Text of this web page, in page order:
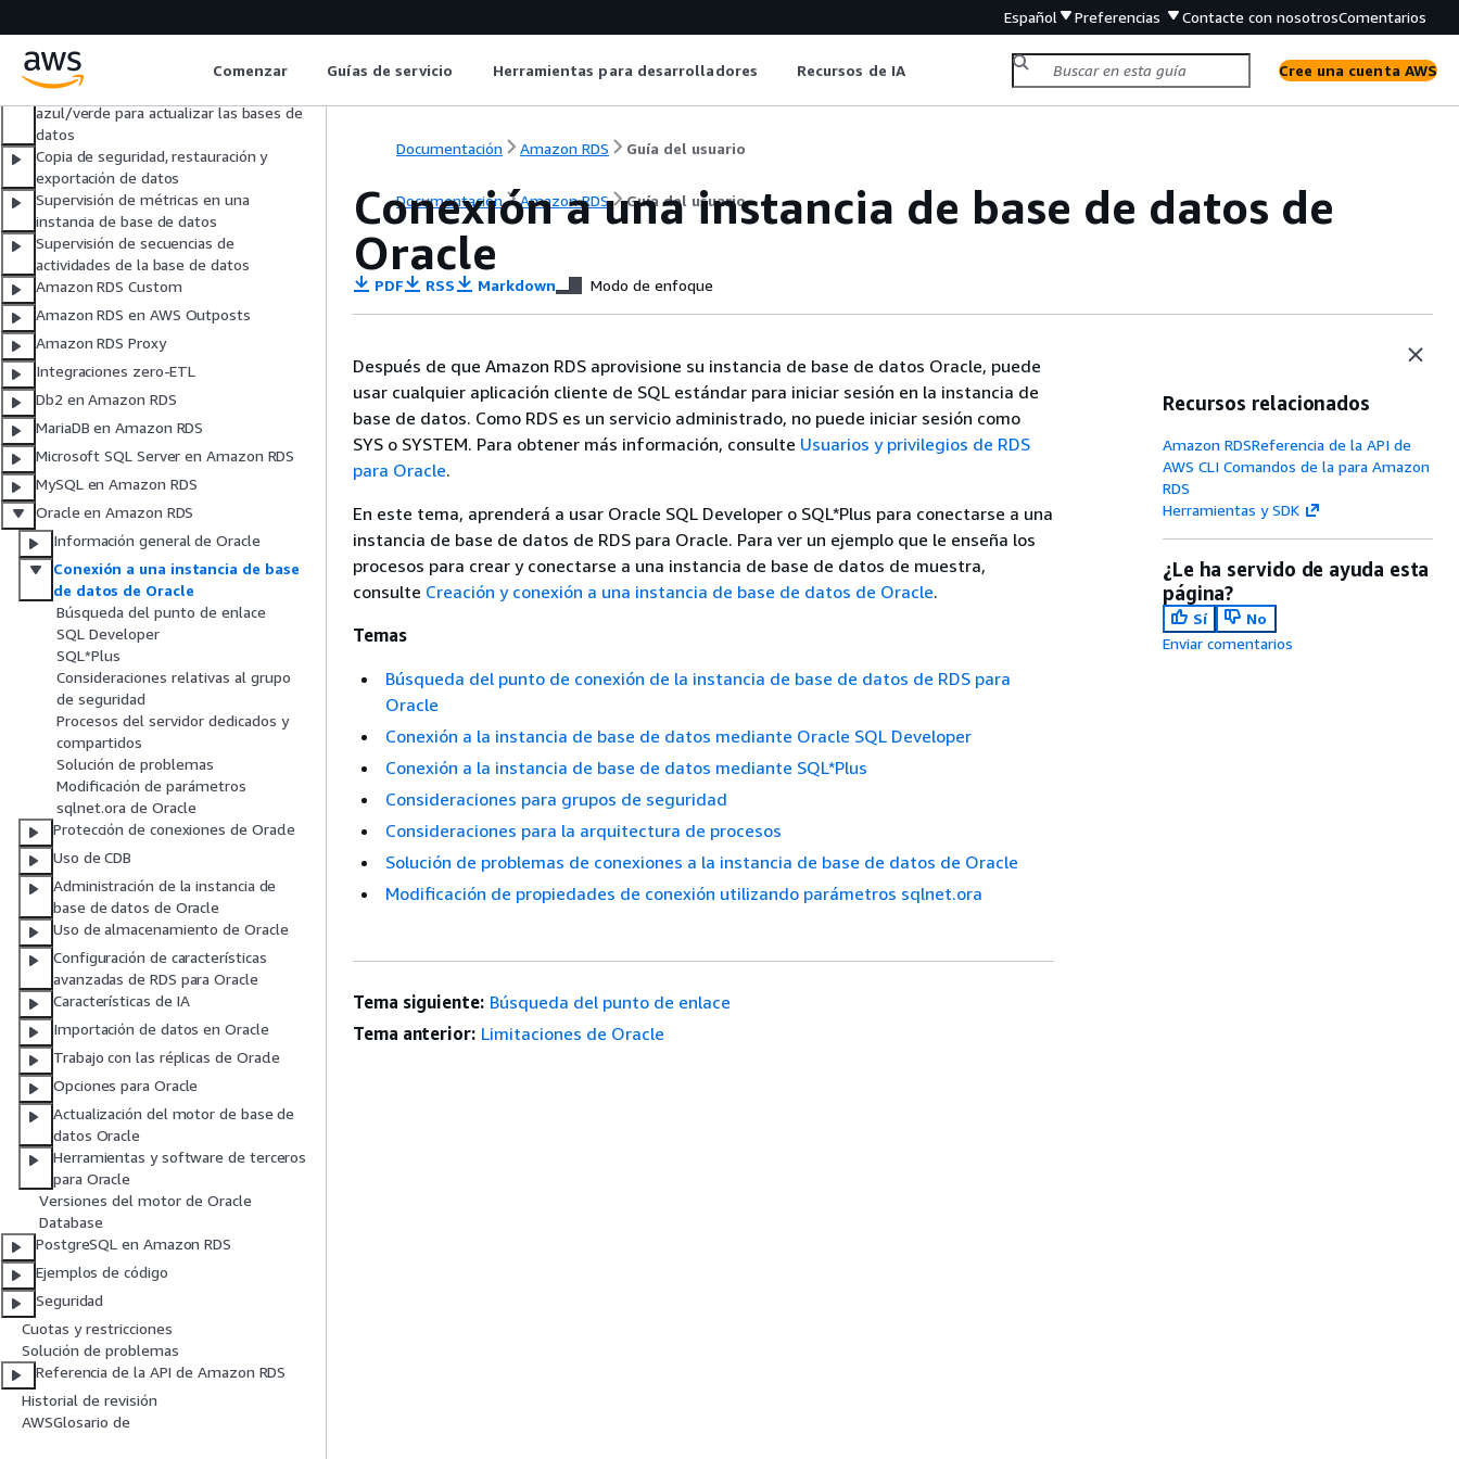
Español Preferencias Contacte con nosotrosComentarios
Comenzar Guías de servicio Herramientas para desarrolladores Recursos de IA Cree una cuenta AWS
implementación multi-AZ
Soporte extendido de RDS
Uso de las implementaciones
azul/verde para actualizar las bases de
datos
Copia de seguridad, restauración y
exportación de datos
Supervisión de métricas en una
instancia de base de datos
Supervisión de secuencias de
actividades de la base de datos
Amazon RDS Custom
Amazon RDS en AWS Outposts
Amazon RDS Proxy
Integraciones zero-ETL
Db2 en Amazon RDS
MariaDB en Amazon RDS
Microsoft SQL Server en Amazon RDS
MySQL en Amazon RDS
Oracle en Amazon RDS
Información general de Oracle
Conexión a una instancia de base
de datos de Oracle
Búsqueda del punto de enlace
SQL Developer
SQL*Plus
Consideraciones relativas al grupo
de seguridad
Procesos del servidor dedicados y
compartidos
Solución de problemas
Modificación de parámetros
sqlnet.ora de Oracle
Protección de conexiones de Oracle
Uso de CDB
Administración de la instancia de
base de datos de Oracle
Uso de almacenamiento de Oracle
Configuración de características
avanzadas de RDS para Oracle
Características de IA
Importación de datos en Oracle
Trabajo con las réplicas de Oracle
Opciones para Oracle
Actualización del motor de base de
datos Oracle
Herramientas y software de terceros
para Oracle
Versiones del motor de Oracle
Database
PostgreSQL en Amazon RDS
Ejemplos de código
Seguridad
Cuotas y restricciones
Solución de problemas
Referencia de la API de Amazon RDS
Historial de revisión
AWSGlosario de
Documentación Amazon RDS Guía del usuario
Documentación Amazon RDS Guía del usuario
Conexión a una instancia de base de datos de
Oracle
PDF RSS Markdown Modo de enfoque
Después de que Amazon RDS aprovisione su instancia de base de datos Oracle, puede
usar cualquier aplicación cliente de SQL estándar para iniciar sesión en la instancia de
base de datos. Como RDS es un servicio administrado, no puede iniciar sesión como
SYS o SYSTEM. Para obtener más información, consulte Usuarios y privilegios de RDS
para Oracle.
En este tema, aprenderá a usar Oracle SQL Developer o SQL*Plus para conectarse a una
instancia de base de datos de RDS para Oracle. Para ver un ejemplo que le enseña los
procesos para crear y conectarse a una instancia de base de datos de muestra,
consulte Creación y conexión a una instancia de base de datos de Oracle.
Temas
Búsqueda del punto de conexión de la instancia de base de datos de RDS para
Oracle
Conexión a la instancia de base de datos mediante Oracle SQL Developer
Conexión a la instancia de base de datos mediante SQL*Plus
Consideraciones para grupos de seguridad
Consideraciones para la arquitectura de procesos
Solución de problemas de conexiones a la instancia de base de datos de Oracle
Modificación de propiedades de conexión utilizando parámetros sqlnet.ora
Recursos relacionados
Amazon RDSReferencia de la API de
AWS CLI Comandos de la para Amazon
RDS
Herramientas y SDK
¿Le ha servido de ayuda esta
página?
Sí
No
Enviar comentarios
Tema siguiente: Búsqueda del punto de enlace
Tema anterior: Limitaciones de Oracle